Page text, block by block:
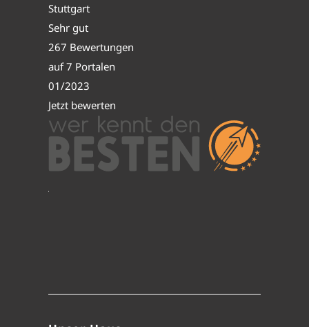
Stuttgart
Sehr gut
267 Bewertungen
auf 7 Portalen
01/2023
Jetzt bewerten